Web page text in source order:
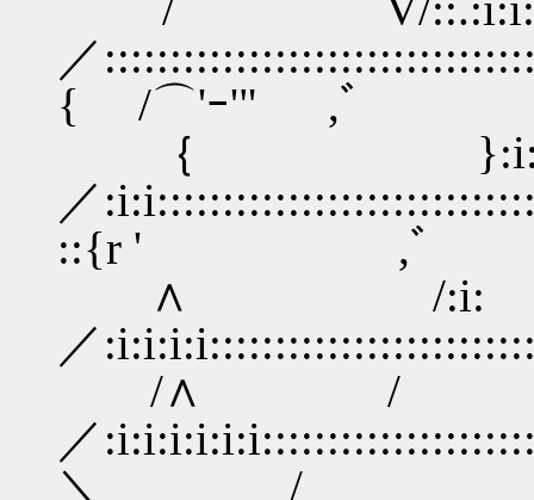
／
{ /⌒'ｰ'" ,ﾞ
｛
／
::{r ' ,ﾞ
∧ /:i:
／
/∧ /
／
＼ /